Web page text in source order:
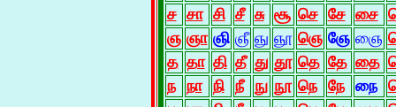
ச சா சி சீ சு சூ செ சே சை
ஞ ஞா ஞி ஞீ ஞு ஞூ ஞெ ஞே ஞை
த தா தி தீ து தூ தெ தே தை
ந
நா நி நீ நு நூ நெ நே நை